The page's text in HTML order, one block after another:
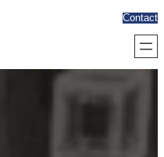
Contact